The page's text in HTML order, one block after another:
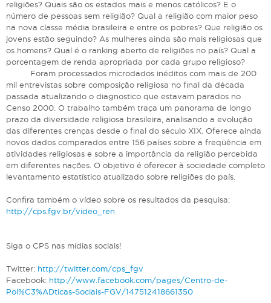
religiões? Quais são os estados mais e menos católicos? E o
número de pessoas sem religião? Qual a religião com maior peso
na nova classe média brasileira e entre os pobres? Que religião os
jovens estão seguindo? As mulheres ainda são mais religiosas que
os homens? Qual é o ranking aberto de religiões no país? Qual a
porcentagem de renda apropriada por cada grupo religioso?
Foram processados microdados inéditos com mais de 200
mil entrevistas sobre composição religiosa no final da década
passada atualizando o diagnostico que estavam parados no
Censo 2000. O trabalho também traça um panorama de longo
prazo da diversidade religiosa brasileira, analisando a evolução
das diferentes crenças desde o final do século XIX. Oferece ainda
novos dados comparados entre 156 países sobre a freqüência em
atividades religiosas e sobre a importância da religião percebida
em diferentes nações. O objetivo é oferecer à sociedade completo
levantamento estatístico atualizado sobre religiões do país.
Confira também o vídeo sobre os resultados da pesquisa:
http://cps.fgv.br/video_ren
Siga o CPS nas mídias sociais!
Twitter: http://twitter.com/cps_fgv
Facebook: http://www.facebook.com/pages/Centro-de-
Pol%C3%ADticas-Sociais-FGV/147512418661350